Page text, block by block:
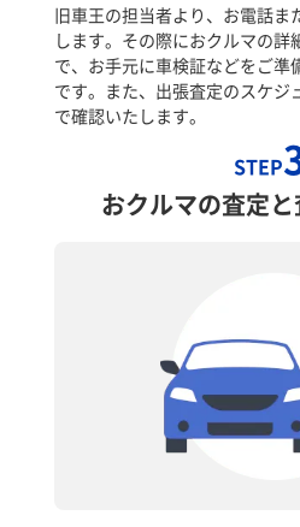
旧車王の担当者より、お電話ま
します。その際におクルマの詳
で、お手元に車検証などをご準
です。また、出張査定のスケジ
で確認いたします。
STEP
おクルマの査定